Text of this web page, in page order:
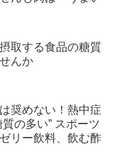
取する食品の糖質
んか
奨めない！熱中症
の多い” スポーツ
リー飲料、飲む酢